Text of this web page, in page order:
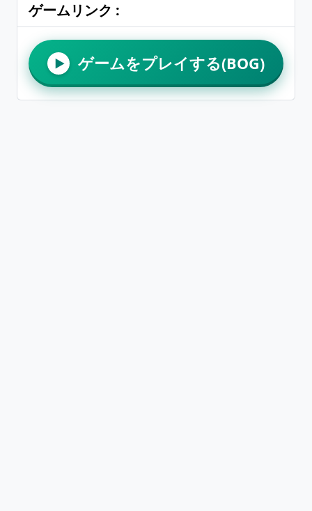
ゲームリンク :
▶ ゲームをプレイする(BOG)